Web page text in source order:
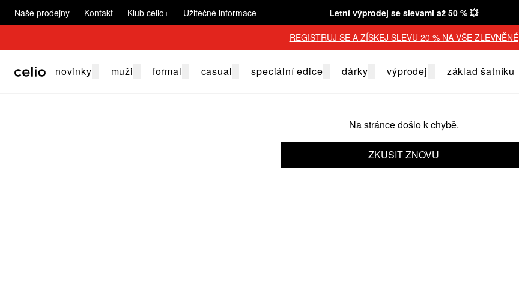
Naše prodejny Kontakt Klub celio+ Užitečné informace Letní výprodej se slevami až 50 % 💥
REGISTRUJ SE A ZÍSKEJ SLEVU 20 % NA VŠE ZLEVNĚNÉ
novinky muži formal casual speciální edice dárky výprodej základ šatníku
Na stránce došlo k chybě.
ZKUSIT ZNOVU